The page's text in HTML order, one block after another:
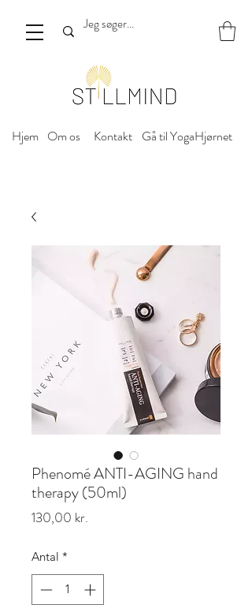
Hjem Om os Kontakt Gå til YogaHjørnet
Phenomé ANTI-AGING hand
therapy (50ml)
130,00 kr.
Antal *